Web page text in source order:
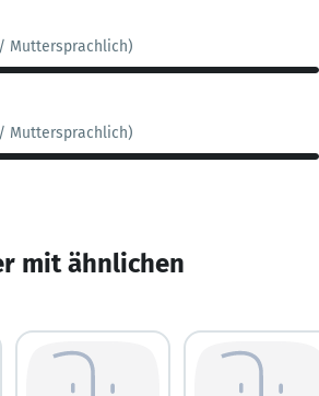
Muttersprachlich)
Muttersprachlich)
mit ähnlichen